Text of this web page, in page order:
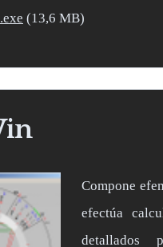
(13,6 MB)
Compone
efectúa
detallados